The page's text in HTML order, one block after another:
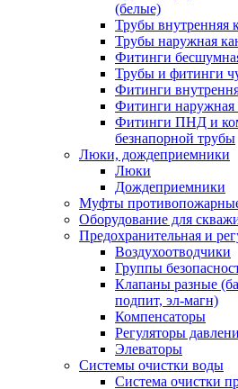
(белые)
Трубы внутренняя
Трубы наружная
Фитинги
Трубы и фитинги
Фитинги
Фитинги наружная
Фитинги ПНД и
безнапорной трубы
Люки, дождеприемники
Люки
Дождеприемники
Муфты
Оборудование для
Предохранительная и
Воздухоотводчики
Группы
Клапаны разные
подпит, эл-магн)
Компенсаторы
Регуляторы
Элеваторы
Системы очистки воды
Система очистки